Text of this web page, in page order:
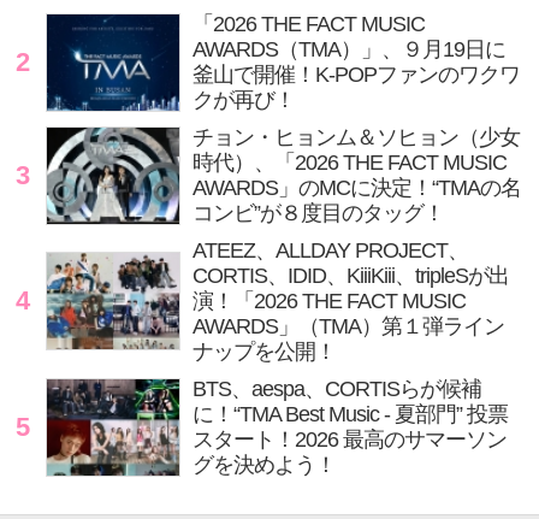
2
「2026 THE FACT MUSIC
AWARDS（TMA）」、９月19日に
釜山で開催！K-POPファンのワクワ
クが再び！
3
チョン・ヒョンム＆ソヒョン（少女
時代）、「2026 THE FACT MUSIC
AWARDS」のMCに決定！“TMAの名
コンビ”が８度目のタッグ！
4
ATEEZ、ALLDAY PROJECT、
CORTIS、IDID、KiiiKiii、tripleSが出
演！「2026 THE FACT MUSIC
AWARDS」（TMA）第１弾ライン
ナップを公開！
5
BTS、aespa、CORTISらが候補
に！“TMA Best Music - 夏部門” 投票
スタート！2026 最高のサマーソン
グを決めよう！